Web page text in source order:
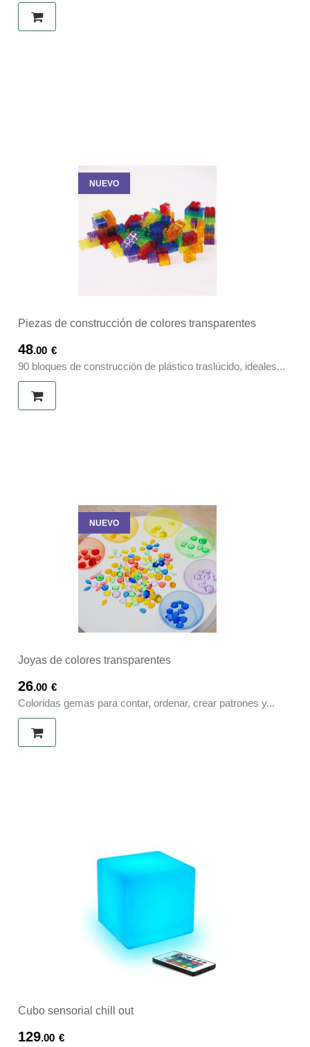
NUEVO
Piezas de construcción de colores transparentes
48.00 €
90 bloques de construcción de plástico traslúcido, ideales...
NUEVO
Joyas de colores transparentes
26.00 €
Coloridas gemas para contar, ordenar, crear patrones y...
Cubo sensorial chill out
129.00 €